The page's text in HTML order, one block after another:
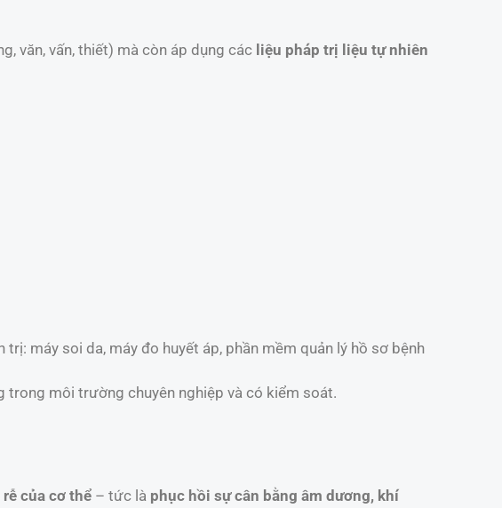
văn, vấn, thiết) mà còn áp dụng các liệu pháp trị liệu tự nhiên
trị: máy soi da, máy đo huyết áp, phần mềm quản lý hồ sơ bệnh
trong môi trường chuyên nghiệp và có kiểm soát.
của cơ thể – tức là phục hồi sự cân bằng âm dương, khí